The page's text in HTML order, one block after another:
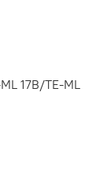
17B/TE-ML